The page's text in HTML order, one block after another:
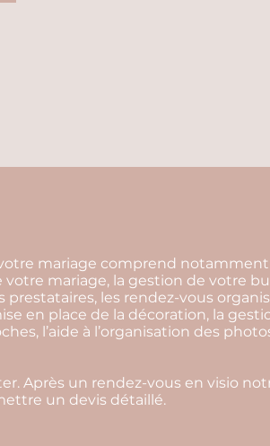
mariage comprend notamment
votre mariage, la gestion de votre
prestataires, les rendez-vous
en place de la décoration, la
l’aide à l’organisation des
Après un rendez-vous en visio
un devis détaillé.